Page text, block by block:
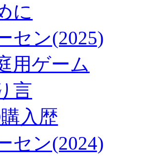
に
セン(2025)
用ゲーム
言
入歴
セン(2024)